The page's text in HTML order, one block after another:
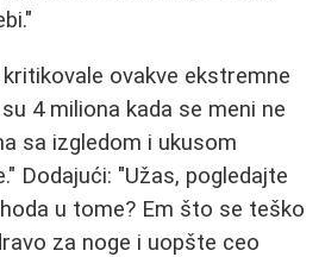
ovakve ekstremne
4 miliona kada se meni ne
sa izgledom i ukusom
Dodajući: "Užas, pogledajte
u tome? Em što se teško
za noge i uopšte ceo